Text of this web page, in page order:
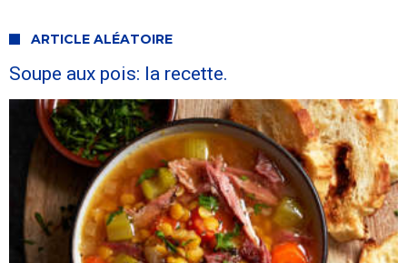
ARTICLE ALÉATOIRE
Soupe aux pois: la recette.